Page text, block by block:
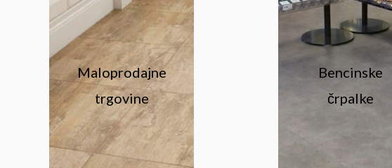
Maloprodajne
trgovine
Bencinske
črpalke